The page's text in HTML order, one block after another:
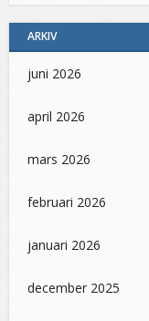
ARKIV
juni 2026
april 2026
mars 2026
februari 2026
januari 2026
december 2025